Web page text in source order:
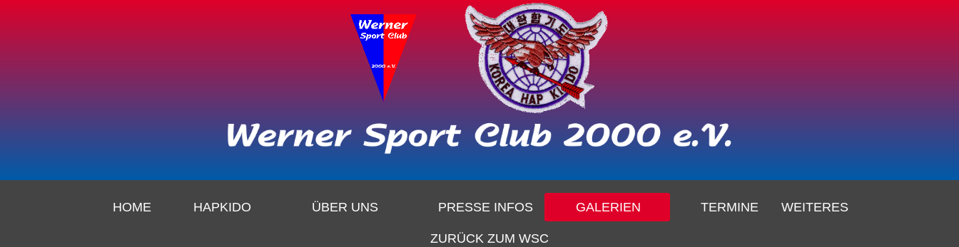
HOME HAPKIDO ÜBER UNS PRESSE INFOS GALERIEN TERMINE WEITERES
ZURÜCK ZUM WSC